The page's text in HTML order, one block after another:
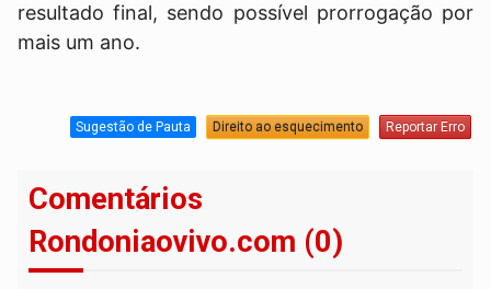
resultado final, sendo possível prorrogação por
mais um ano.
Sugestão de Pauta Direito ao esquecimento Reportar Erro
Comentários
Rondoniaovivo.com (0)